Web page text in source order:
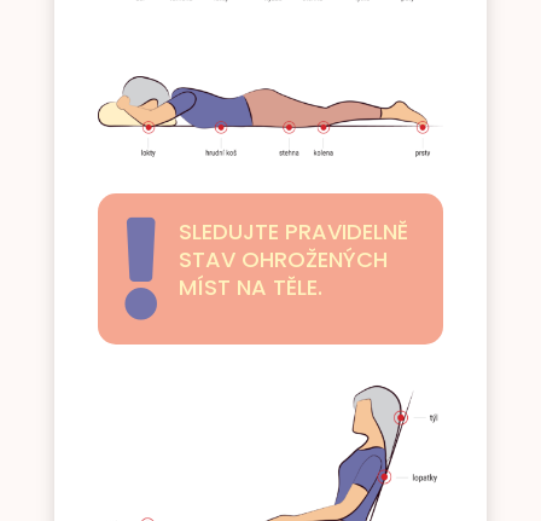

SLEDUJTE PRAVIDELNĚ
STAV OHROŽENÝCH
MÍST NA TĚLE.